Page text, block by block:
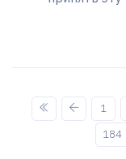
1
184